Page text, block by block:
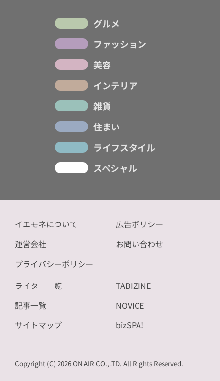
グルメ
ファッション
美容
インテリア
雑貨
住まい
ライフスタイル
スペシャル
イエモネについて
運営会社
プライバシーポリシー
広告ポリシー
お問い合わせ
ライター一覧
記事一覧
サイトマップ
TABIZINE
NOVICE
bizSPA!
Copyright (C) 2026 ON AIR CO.,LTD. All Rights Reserved.